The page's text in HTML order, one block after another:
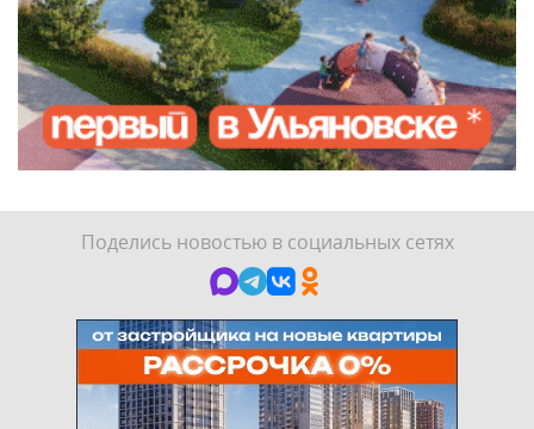
Поделись новостью в социальных сетях